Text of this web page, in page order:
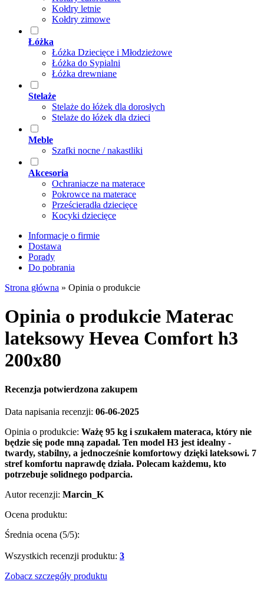
Kołdry letnie
Kołdry zimowe
Łóżka
Łóżka Dziecięce i Młodzieżowe
Łóżka do Sypialni
Łóżka drewniane
Stelaże
Stelaże do łóżek dla dorosłych
Stelaże do łóżek dla dzieci
Meble
Szafki nocne / nakastliki
Akcesoria
Ochraniacze na materace
Pokrowce na materace
Prześcieradła dziecięce
Kocyki dziecięce
Informacje o firmie
Dostawa
Porady
Do pobrania
Strona główna » Opinia o produkcie
Opinia o produkcie Materac
lateksowy Hevea Comfort h3
200x80
Recenzja potwierdzona zakupem
Data napisania recenzji: 06-06-2025
Opinia o produkcie: Ważę 95 kg i szukałem materaca, który nie
będzie się pode mną zapadał. Ten model H3 jest idealny -
twardy, stabilny, a jednocześnie komfortowy dzięki lateksowi. 7
stref komfortu naprawdę działa. Polecam każdemu, kto
potrzebuje solidnego podparcia.
Autor recenzji: Marcin_K
Ocena produktu:
Średnia ocena (5/5):
Wszystkich recenzji produktu: 3
Zobacz szczegóły produktu